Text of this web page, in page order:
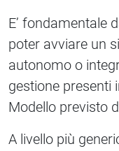
E’ fondamentale
poter avviare un
autonomo o
gestione presenti
Modello previsto
A livello più